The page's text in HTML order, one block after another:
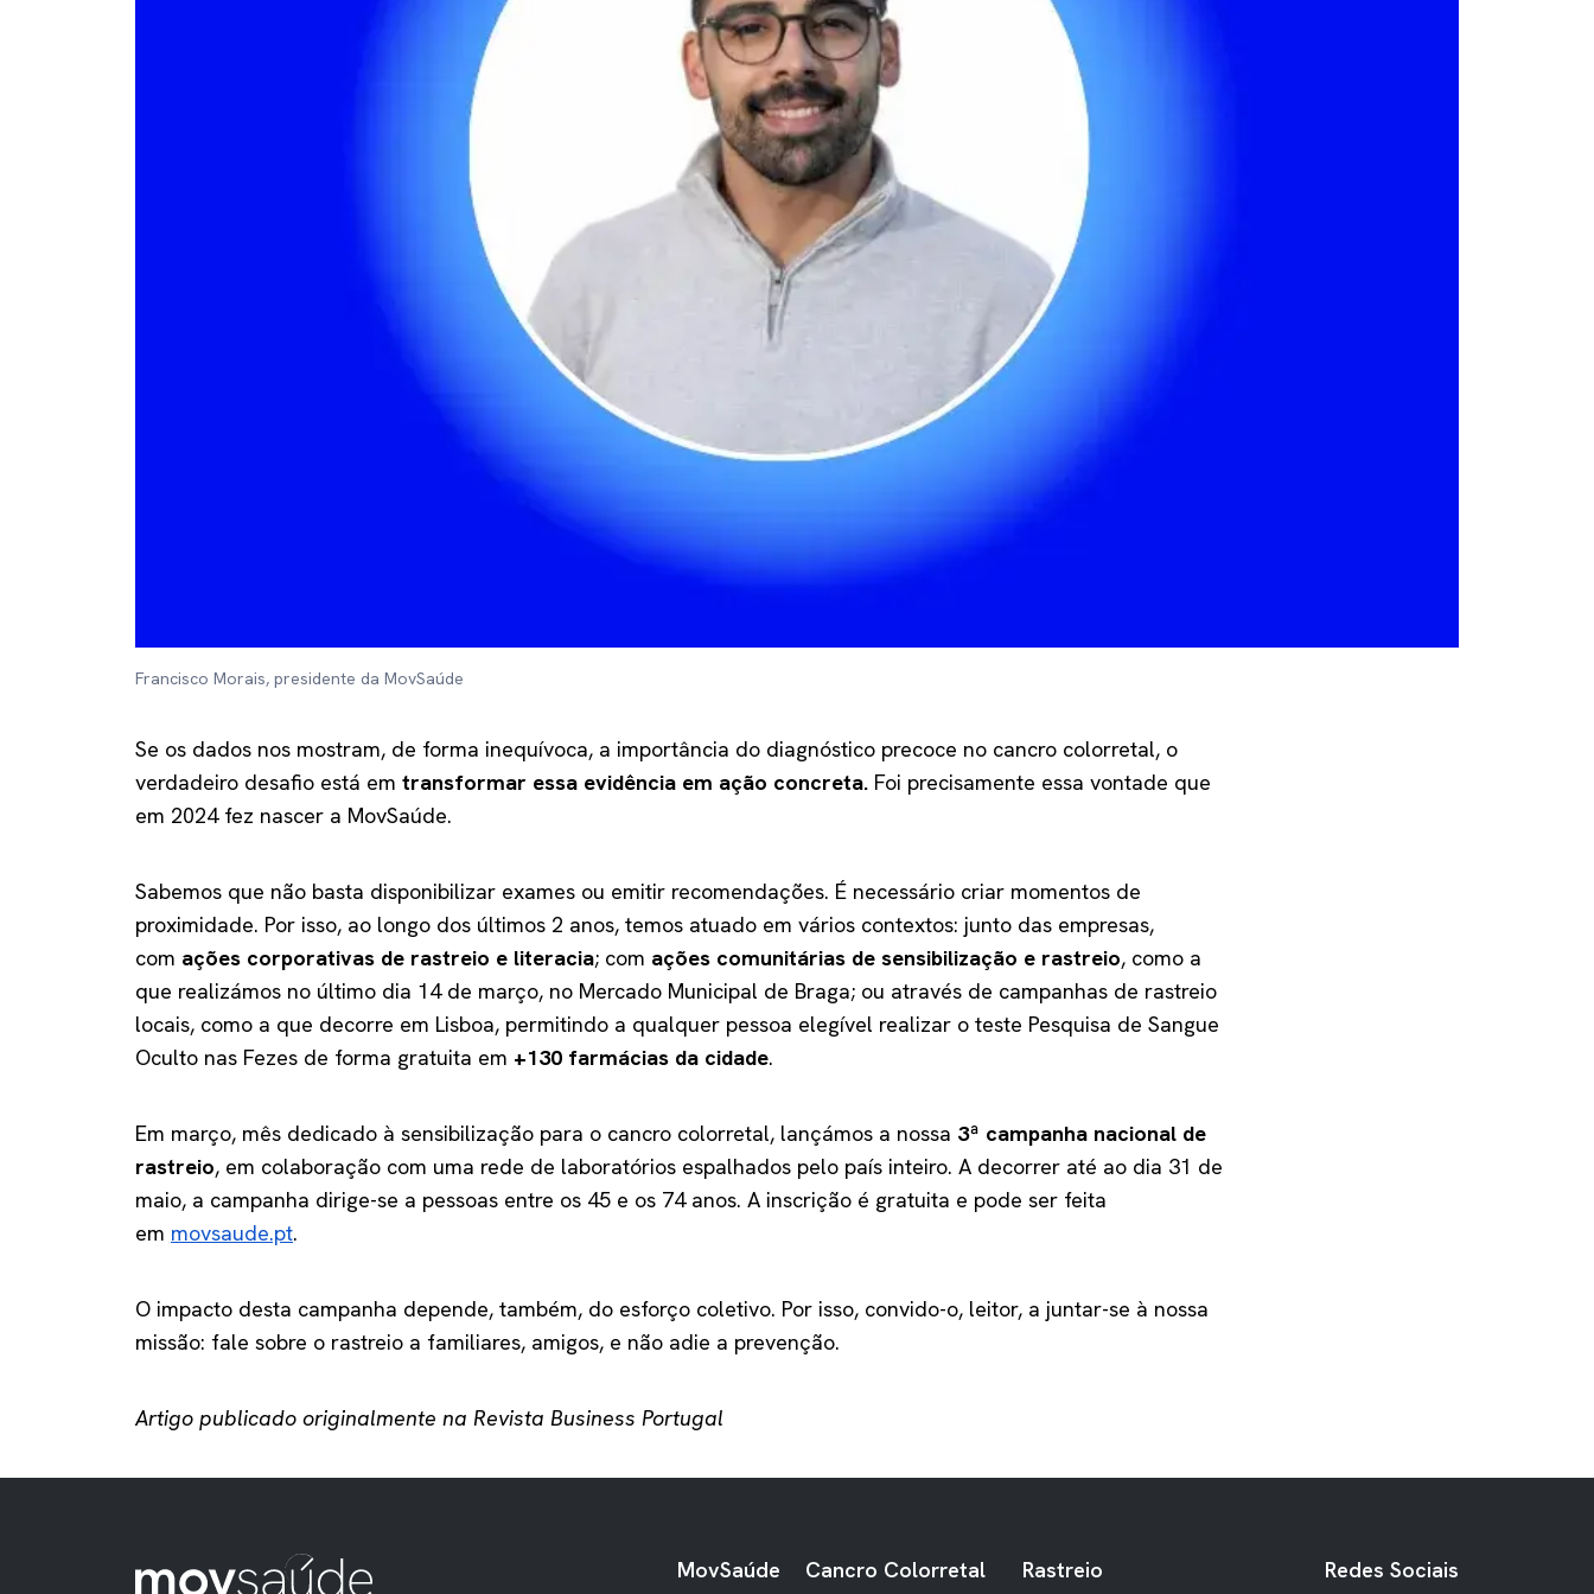
Francisco Morais, presidente da MovSaúde
Se os dados nos mostram, de forma inequívoca, a importância do diagnóstico precoce no cancro colorretal, o
verdadeiro desafio está em transformar essa evidência em ação concreta. Foi precisamente essa vontade que
em 2024 fez nascer a MovSaúde.
Sabemos que não basta disponibilizar exames ou emitir recomendações. É necessário criar momentos de
proximidade. Por isso, ao longo dos últimos 2 anos, temos atuado em vários contextos: junto das empresas,
com ações corporativas de rastreio e literacia; com ações comunitárias de sensibilização e rastreio, como a
que realizámos no último dia 14 de março, no Mercado Municipal de Braga; ou através de campanhas de rastreio
locais, como a que decorre em Lisboa, permitindo a qualquer pessoa elegível realizar o teste Pesquisa de Sangue
Oculto nas Fezes de forma gratuita em +130 farmácias da cidade.
Em março, mês dedicado à sensibilização para o cancro colorretal, lançámos a nossa 3ª campanha nacional de
rastreio, em colaboração com uma rede de laboratórios espalhados pelo país inteiro. A decorrer até ao dia 31 de
maio, a campanha dirige-se a pessoas entre os 45 e os 74 anos. A inscrição é gratuita e pode ser feita
em movsaude.pt.
O impacto desta campanha depende, também, do esforço coletivo. Por isso, convido-o, leitor, a juntar-se à nossa
missão: fale sobre o rastreio a familiares, amigos, e não adie a prevenção.
Artigo publicado originalmente na Revista Business Portugal
RODAPÉ
MovSaúde Cancro Colorretal Rastreio Redes Sociais